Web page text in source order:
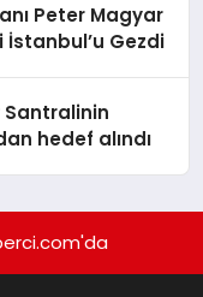
Peter Magyar
İstanbul’u Gezdi
Santralinin
hedef alındı